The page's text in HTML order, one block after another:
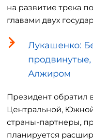
на развитие трека
главами двух
Лукашенко:
Алжиром
Президент обратил
Центральной,
страны-партнеры,
планируется